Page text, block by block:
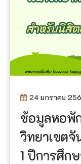
24 มกราคม
ช้อมูลหอพั
วิทยาเขต
1 ปีการศึก